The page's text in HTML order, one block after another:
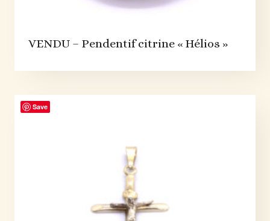
VENDU – Pendentif citrine « Hélios »
Save